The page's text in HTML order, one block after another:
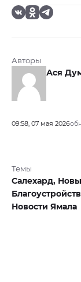
Авторы
Ася
09:58, 07 мая 2026
Темы
Салехард,
Новости Ямала